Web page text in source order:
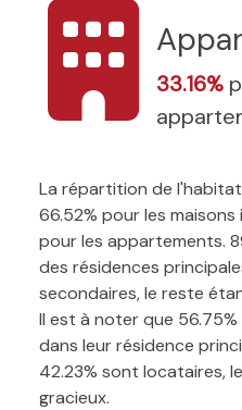
33.16%
La répartition de
66.52% pour les maisons
pour les appartements.
des résidences
secondaires, le reste
Il est à noter que
dans leur résidence
42.23% sont locataires,
gracieux.